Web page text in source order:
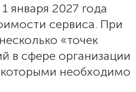
января 2027 года
сервиса. При
«точек
в сфере организации
которыми необходимо